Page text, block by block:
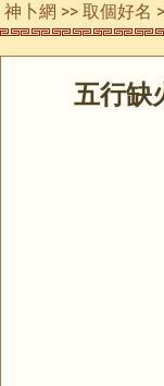
神卜網 >> 取個好名
五行缺